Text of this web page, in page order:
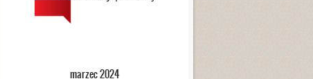
marzec 2024